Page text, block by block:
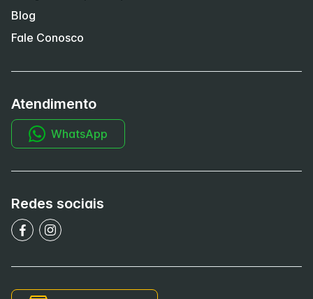
Blog
Fale Conosco
Atendimento
WhatsApp
Redes sociais